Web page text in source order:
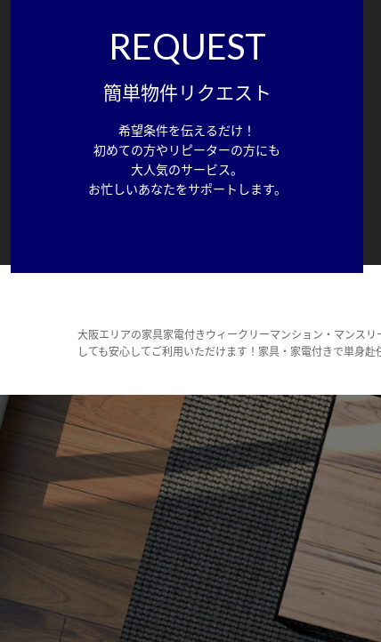
REQUEST
簡単物件リクエスト
希望条件を伝えるだけ！
初めての方やリピーターの方にも
大人気のサービス。
お忙しいあなたをサポートします。
大阪エリアの家具家電付きウィークリーマンション・マンス
しても安心してご利用いただけます！家具・家電付きで単身赴